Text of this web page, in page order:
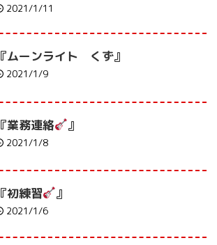
2021/1/11
『ムーンライト くず』
2021/1/9
『業務連絡 』
2021/1/8
『初練習 』
2021/1/6